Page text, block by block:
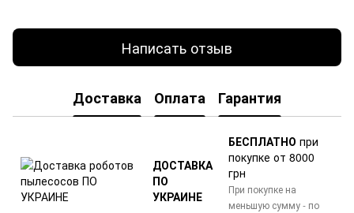
Написать отзыв
Доставка Оплата Гарантия
ДОСТАВКА
ПО
УКРАИНЕ
БЕСПЛАТНО при
покупке от 8000
грн
При покупке на
меньшую сумму - по